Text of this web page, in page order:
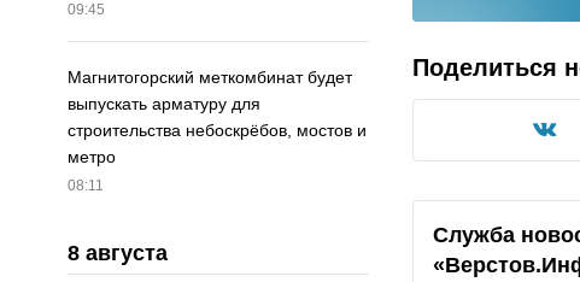
09:45
Магнитогорский меткомбинат будет
выпускать арматуру для
строительства небоскрёбов, мостов и
метро
08:11
8 августа
Поделиться
Служба